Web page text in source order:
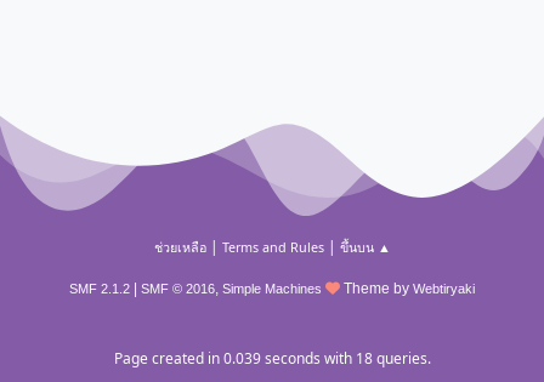
ช่วยเหลือ| Terms and Rules| ขึ้นบน ▲
SMF 2.1.2 SMF © 2016, Simple Machines Theme by Webtiryaki
Page created in 0.039 seconds with 18 queries.